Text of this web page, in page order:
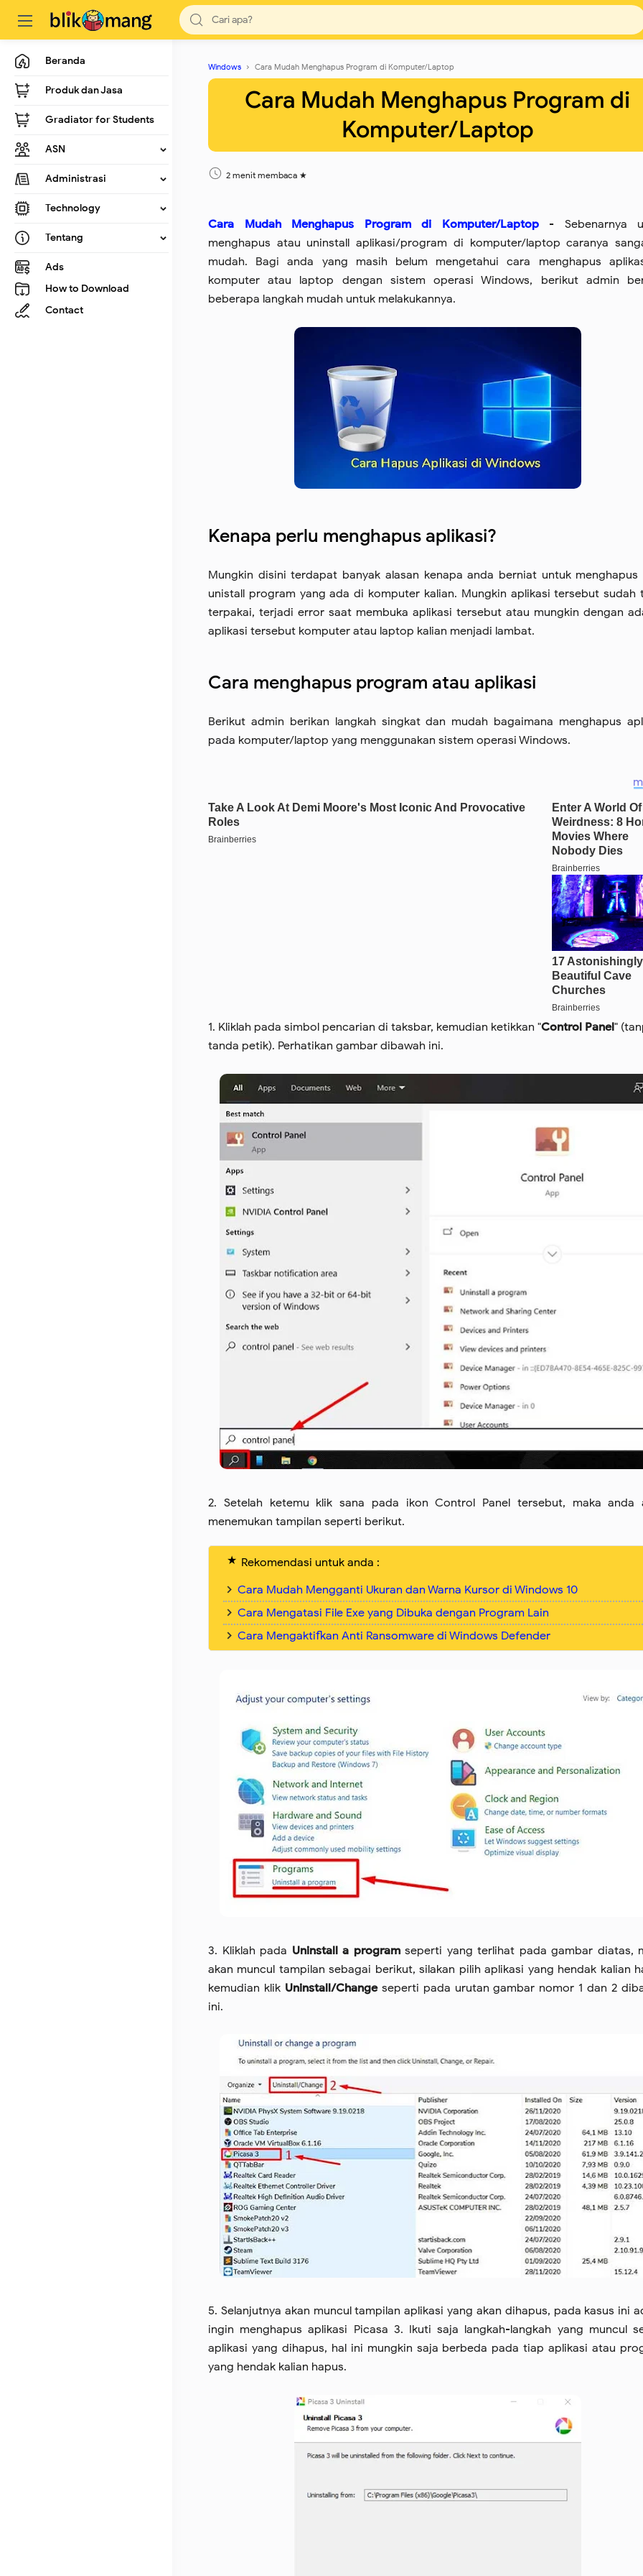
Windows Cara Mudah Menghapus Program di Komputer/Laptop
Cara Mudah Menghapus Program di
Komputer/Laptop
2 menit membaca
Cara Mudah Menghapus Program di Komputer/Laptop- Sebenarnya
menghapus atau uninstall aplikasi/program di komputer/laptop caranya
mudah. Bagi anda yang masih belum mengetahui cara menghapus
komputer atau laptop dengan sistem operasi Windows, berikut admin
beberapa langkah mudah untuk melakukannya.
Kenapa perlu menghapus aplikasi?
Mungkin disini terdapat banyak alasan kenapa anda berniat untuk menghapus
unistall program yang ada di komputer kalian. Mungkin aplikasi tersebut sudah
terpakai, terjadi error saat membuka aplikasi tersebut atau mungkin dengan
aplikasi tersebut komputer atau laptop kalian menjadi lambat.
Cara menghapus program atau aplikasi
Berikut admin berikan langkah singkat dan mudah bagaimana menghapus
pada komputer/laptop yang menggunakan sistem operasi Windows.
1. Kliklah pada simbol pencarian di taksbar, kemudian ketikkan "Control Panel"
tanda petik). Perhatikan gambar dibawah ini.
2. Setelah ketemu klik sana pada ikon Control Panel tersebut, maka anda
menemukan tampilan seperti berikut.
Rekomendasi untuk anda :
Cara Mudah Mengganti Ukuran dan Warna Kursor di Windows 10
Cara Mengatasi File Exe yang Dibuka dengan Program Lain
Cara Mengaktifkan Anti Ransomware di Windows Defender
3. Kliklah pada Uninstall a program seperti yang terlihat pada gambar diatas,
akan muncul tampilan sebagai berikut, silakan pilih aplikasi yang hendak kalian
kemudian klik Uninstall/Changeseperti pada urutan gambar nomor 1 dan 2
ini.
5. Selanjutnya akan muncul tampilan aplikasi yang akan dihapus, pada kasus ini
ingin menghapus aplikasi Picasa 3. Ikuti saja langkah-langkah yang muncul
aplikasi yang dihapus, hal ini mungkin saja berbeda pada tiap aplikasi atau
yang hendak kalian hapus.
Beranda
Produk dan Jasa
Gradiator for Students
ASN
Administrasi
Technology
Tentang
Ads
How to Download
Contact